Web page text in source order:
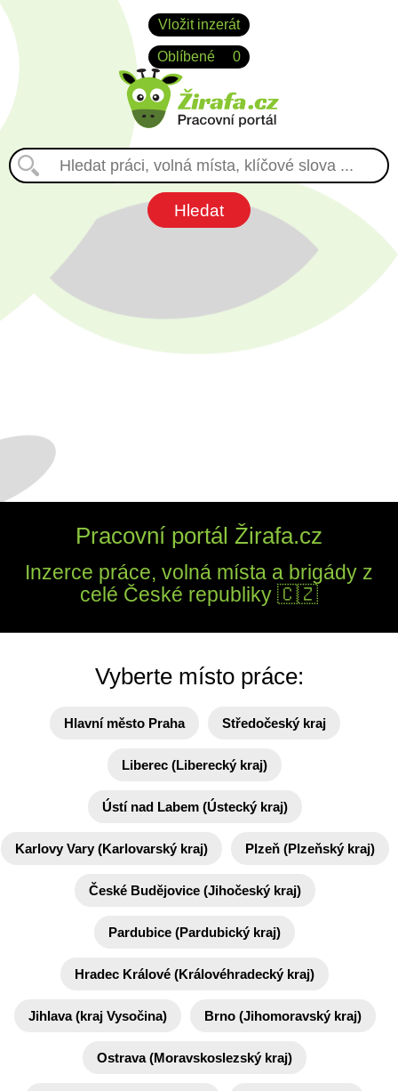
Vložit inzerát
Oblíbené 0
Pracovní portál Žirafa.cz
Inzerce práce, volná místa a brigády z
celé České republiky 🇨🇿
Vyberte místo práce:
Hlavní město Praha Středočeský kraj
Liberec (Liberecký kraj)
Ústí nad Labem (Ústecký kraj)
Karlovy Vary (Karlovarský kraj) Plzeň (Plzeňský kraj)
České Budějovice (Jihočeský kraj)
Pardubice (Pardubický kraj)
Hradec Králové (Královéhradecký kraj)
Jihlava (kraj Vysočina) Brno (Jihomoravský kraj)
Ostrava (Moravskoslezský kraj)